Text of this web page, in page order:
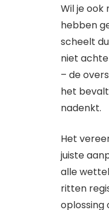
Wil je
hebben
scheelt
niet
– de
het
nadenkt.
Het
juiste
alle
ritten
oplossing